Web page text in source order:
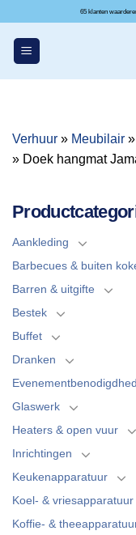
inhoud
65
Verhuur » Meubilair »
» Doek hangmat
Aankleding
Barbecues & buiten
Barren & uitgifte
Bestek
Buffet
Dranken
Glaswerk
Heaters & open vuur
Inrichtingen
Keukenapparatuur
Koel- & vriesapparatuur
Koffie- &